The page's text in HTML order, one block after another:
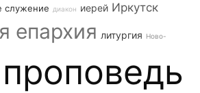
служение диакон иерей Иркутск
епархия литургия Ново-
проповедь